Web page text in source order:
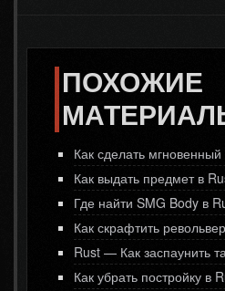
ПОХОЖИЕ
Как сделать
Как выдать предмет в
Где найти SMG Body в
Как скрафтить
Rust — Как заспаунить
Как убрать постройку в